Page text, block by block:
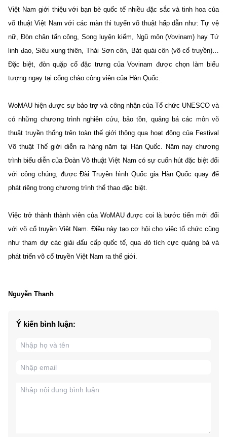
Việt Nam giới thiệu với bạn bè quốc tế nhiều đặc sắc và tinh hoa của
võ thuật Việt Nam với các màn thi tuyển võ thuật hấp dẫn như: Tự vệ
nữ, Đòn chân tấn công, Song luyện kiếm, Ngũ môn (Vovinam) hay Tứ
linh đao, Siêu xung thiên, Thái Sơn côn, Bát quái côn (võ cổ truyền)…
Đặc biệt, đòn quặp cổ đặc trưng của Vovinam được chọn làm biểu
tượng ngay tại cổng chào công viên của Hàn Quốc.
WoMAU hiện được sự bảo trợ và công nhận của Tổ chức UNESCO và
có những chương trình nghiên cứu, bảo tồn, quảng bá các môn võ
thuật truyền thống trên toàn thế giới thông qua hoạt động của Festival
Võ thuật Thế giới diễn ra hàng năm tại Hàn Quốc. Năm nay chương
trình biểu diễn của Ðoàn Võ thuật Việt Nam có sự cuốn hút đặc biệt đối
với công chúng, được Đài Truyền hình Quốc gia Hàn Quốc quay để
phát riêng trong chương trình thể thao đặc biệt.
Việc trở thành thành viên của WoMAU được coi là bước tiến mới đối
với võ cổ truyền Việt Nam. Điều này tạo cơ hội cho việc tổ chức cũng
như tham dự các giải đấu cấp quốc tế, qua đó tích cực quảng bá và
phát triển võ cổ truyền Việt Nam ra thế giới.
Nguyễn Thanh
Ý kiến bình luận: